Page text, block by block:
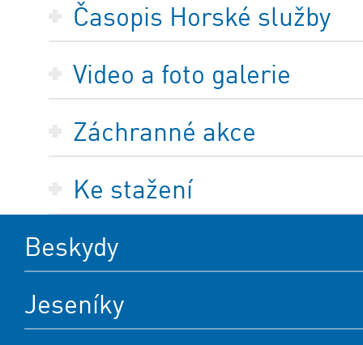
Časopis Horské služby
Video a foto galerie
Záchranné akce
Ke stažení
Beskydy
Jeseníky